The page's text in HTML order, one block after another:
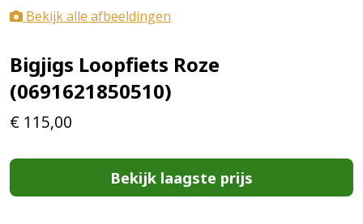
Bekijk alle afbeeldingen
Bigjigs Loopfiets Roze
(0691621850510)
€ 115,00
Bekijk laagste prijs